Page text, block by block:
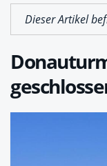
Dieser Artikel